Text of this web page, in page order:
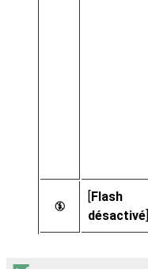
s
[Flash
désactivé]